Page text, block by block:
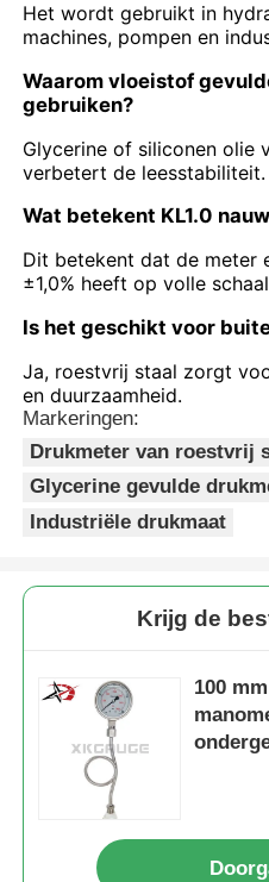
Het wordt gebruikt in
machines, pompen en
Waarom vloeistof
gebruiken?
Glycerine of siliconen olie
verbetert de leesstabiliteit.
Wat betekent KL1.0
Dit betekent dat de meter
±1,0% heeft op volle
Is het geschikt voor
Ja, roestvrij staal zorgt
en duurzaamheid.
Markeringen:
Drukmeter van roestvrij
Glycerine gevulde
Industriële drukmaat
Krijg de
100